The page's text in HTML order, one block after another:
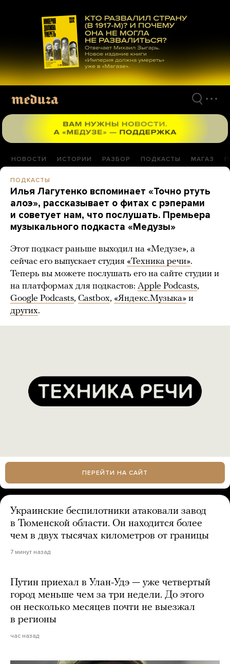
материалам
НОВОСТИ ИСТОРИИ РАЗБОР ПОДКАСТЫ МАГАЗ
ПОДКАСТЫ
Илья Лагутенко вспоминает «Точно ртуть
алоэ», рассказывает о фитах с рэперами
и советует нам, что послушать. Премьера
музыкального подкаста «Медузы»
Этот подкаст раньше выходил на «Медузе», а
сейчас его выпускает студия «Техника речи».
Теперь вы можете послушать его на сайте студии и
на платформах для подкастов: Apple Podcasts,
Google Podcasts, Castbox, «Яндекс.Музыка» и
других.
ПЕРЕЙТИ НА САЙТ
Украинские беспилотники атаковали завод
в Тюменской области. Он находится более
чем в двух тысячах километров от границы
7 минут назад
Путин приехал в Улан-Удэ — уже четвертый
город меньше чем за три недели. До этого
он несколько месяцев почти не выезжал
в регионы
час назад